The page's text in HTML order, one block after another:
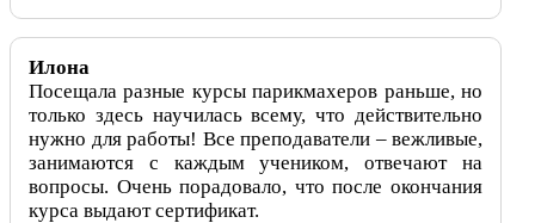
Илона
Посещала разные курсы парикмахеров раньше, но
только здесь научилась всему, что действительно
нужно для работы! Все преподаватели – вежливые,
занимаются с каждым учеником, отвечают на
вопросы. Очень порадовало, что после окончания
курса выдают сертификат.